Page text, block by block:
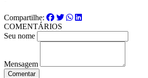
Compartilhe:
COMENTÁRIOS
Seu nome
Mensagem
Comentar